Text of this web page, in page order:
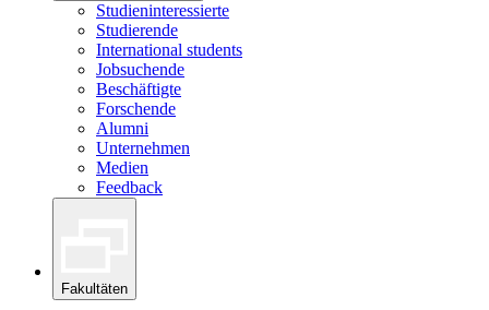
Studieninteressierte
Studierende
International students
Jobsuchende
Beschäftigte
Forschende
Alumni
Unternehmen
Medien
Feedback
Fakultäten